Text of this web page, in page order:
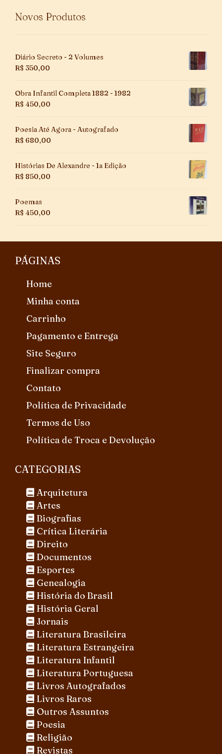
Novos Produtos
Diário Secreto - 2 Volumes
R$ 350,00
Obra Infantil Completa 1882 - 1982
R$ 450,00
Poesia Até Agora - Autografado
R$ 680,00
Histórias De Alexandre - 1a Edição
R$ 850,00
Poemas
R$ 450,00
PÁGINAS
Home
Minha conta
Carrinho
Pagamento e Entrega
Site Seguro
Finalizar compra
Contato
Política de Privacidade
Termos de Uso
Política de Troca e Devolução
CATEGORIAS
Arquitetura
Artes
Biografias
Crítica Literária
Direito
Documentos
Esportes
Genealogia
História do Brasil
História Geral
Jornais
Literatura Brasileira
Literatura Estrangeira
Literatura Infantil
Literatura Portuguesa
Livros Autografados
Livros Raros
Outros Assuntos
Poesia
Religião
Revistas